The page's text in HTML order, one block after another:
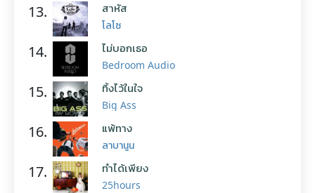
13. สาหัส
โลโซ
14. ไม่บอกเธอ
Bedroom Audio
15. ทิ้งไว้ในใจ
Big Ass
16. แพ้ทาง
ลาบานูน
17. ทำได้เพียง
25hours